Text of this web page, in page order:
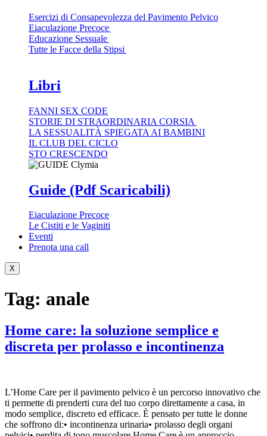
Esercizi di Consapevolezza del Pavimento Pelvico
Eiaculazione Precoce
Educazione Sessuale
Tutte le Facce della Stipsi
Libri
FANNI SEX CODE
STORIE DI STRAORDINARIA CORSIA
LA SESSUALITÀ SPIEGATA AI BAMBINI
IL CLUB DEL CICLO
STO CRESCENDO
Guide (Pdf Scaricabili)
Eiaculazione Precoce
Le Cistiti e le Vaginiti
Eventi
Prenota una call
X
Tag: anale
Home care: la soluzione semplice e
discreta per prolasso e incontinenza
L’Home Care per il pavimento pelvico è un percorso innovativo che
ti permette di prenderti cura del tuo corpo direttamente a casa, in
modo semplice, discreto ed efficace. È pensato per tutte le donne
che soffrono di:• incontinenza urinaria• prolasso degli organi